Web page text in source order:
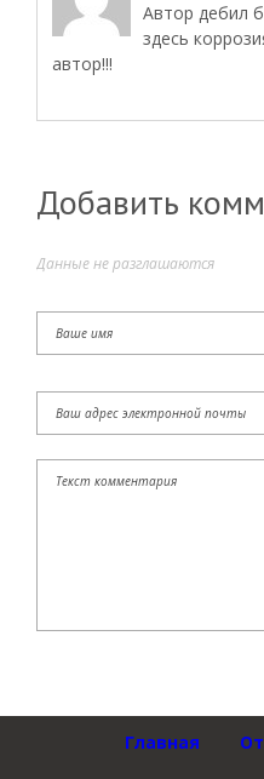
Автор дебил
здесь
автор!!!
Добавить
Данные не разглашаются
Главная